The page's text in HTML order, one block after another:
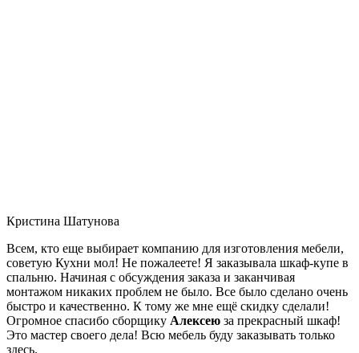
Кристина Шатунова
Всем, кто еще выбирает компанию для изготовления мебели,
советую Кухни мол! Не пожалеете! Я заказывала шкаф-купе в
спальню. Начиная с обсуждения заказа и заканчивая
монтажом никаких проблем не было. Все было сделано очень
быстро и качественно. К тому же мне ещё скидку сделали!
Огромное спасибо сборщику Алексею за прекрасный шкаф!
Это мастер своего дела! Всю мебель буду заказывать только
здесь.